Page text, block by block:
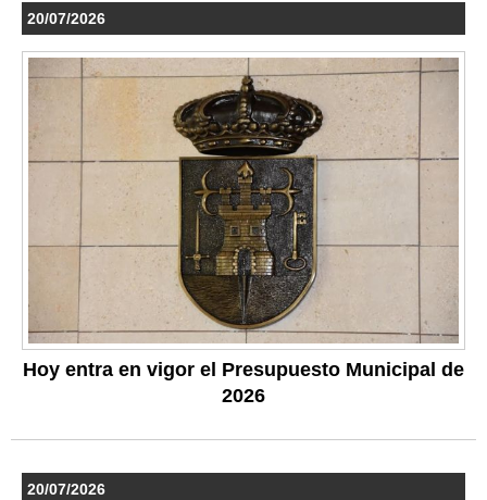
20/07/2026
Hoy entra en vigor el Presupuesto Municipal de
2026
20/07/2026